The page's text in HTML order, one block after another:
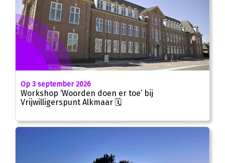
Op 3 september 2026
Workshop ‘Woorden doen er toe’ bij
Vrijwilligerspunt Alkmaar 🗓